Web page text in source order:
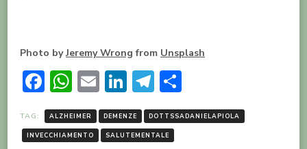
Photo byJeremy Wrong from Unsplash
Facebook
WhatsApp
EmailLinkedIn
Telegram
TAG: ALZHEIMER DEMENZE DOTTSSADANIELAPIOLA
INVECCHIAMENTO SALUTEMENTALE